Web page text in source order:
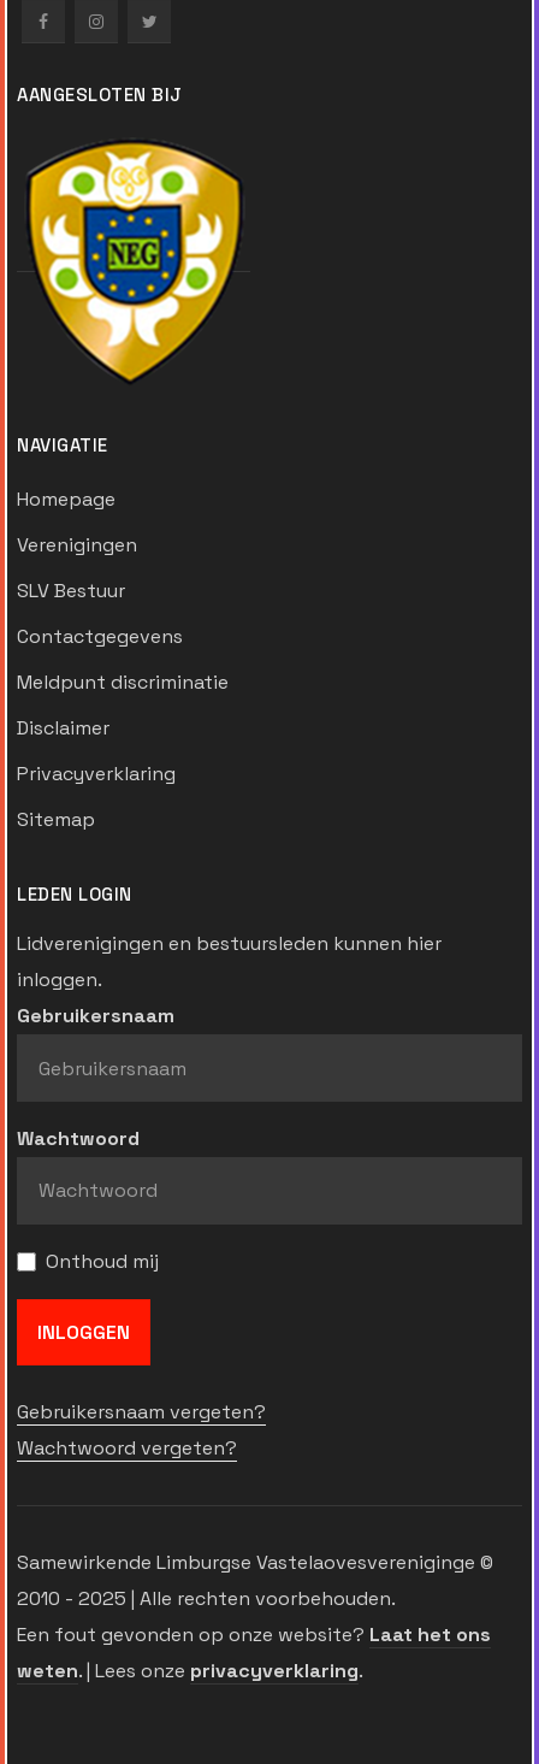
AANGESLOTEN BIJ
NAVIGATIE
Homepage
Verenigingen
SLV Bestuur
Contactgegevens
Meldpunt discriminatie
Disclaimer
Privacyverklaring
Sitemap
LEDEN LOGIN
Lidverenigingen en bestuursleden kunnen hier
inloggen.
Gebruikersnaam
Wachtwoord
Onthoud mij
INLOGGEN
Gebruikersnaam vergeten?
Wachtwoord vergeten?
Samewirkende Limburgse Vastelaovesvereniginge ©
2010 - 2025 | Alle rechten voorbehouden.
Een fout gevonden op onze website? Laat het ons
weten. | Lees onze privacyverklaring.